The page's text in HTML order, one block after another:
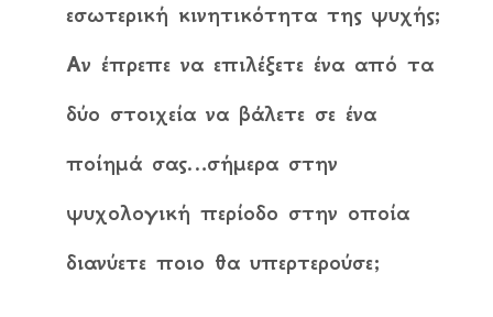
εσωτερική κινητικότητα της ψυχής;
Αν έπρεπε να επιλέξετε ένα από τα
δύο στοιχεία να βάλετε σε ένα
ποίημά σας…σήµερα στην
ψυχολογική περίοδο στην οποία
διανύετε ποιο θα υπερτερούσε;